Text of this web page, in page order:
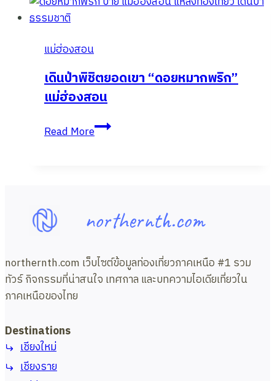
ฮี้
แม่ฮ่องสอน
แม่ฮ่องสอน
เดินป่าพิชิตยอดเขา “ดอยหมากพริก”
แม่ฮ่องสอน
Read Moreเดิน
ป่า
หมาก
แม่ฮ่องสอน
northernth.com
northernth.com เว็บไซต์ข้อมูลท่องเที่ยวภาคเหนือ #1 รวม
ทัวร์ กิจกรรมที่น่าสนใจ เทศกาล และบทความไอเดียเที่ยวใน
ภาคเหนือของไทย
Destinations
เชียงใหม่
เชียงราย